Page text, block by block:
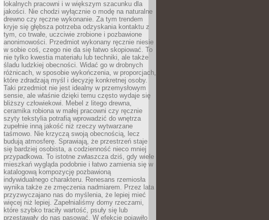
lokalnych pracowni i w większym szacunku dla
jakości. Nie chodzi wyłącznie o modę na naturalne
drewno czy ręczne wykonanie. Za tym trendem
kryje się głębsza potrzeba odzyskania kontaktu z
tym, co trwałe, uczciwie zrobione i pozbawione
anonimowości. Przedmiot wykonany ręcznie niesie
w sobie coś, czego nie da się łatwo skopiować. To
nie tylko kwestia materiału lub techniki, ale także
śladu ludzkiej obecności. Widać go w drobnych
różnicach, w sposobie wykończenia, w proporcjach,
które zdradzają myśl i decyzję konkretnej osoby.
Taki przedmiot nie jest idealny w przemysłowym
sensie, ale właśnie dzięki temu często wydaje się
bliższy człowiekowi. Mebel z litego drewna,
ceramika robiona w małej pracowni czy ręcznie
szyty tekstylia potrafią wprowadzić do wnętrza
zupełnie inną jakość niż rzeczy wytwarzane
taśmowo. Nie krzyczą swoją obecnością, lecz
budują atmosferę. Sprawiają, że przestrzeń staje
się bardziej osobista, a codzienność nieco mniej
przypadkowa. To istotne zwłaszcza dziś, gdy wiele
mieszkań wygląda podobnie i łatwo zamienia się w
katalogową kompozycję pozbawioną
indywidualnego charakteru. Renesans rzemiosła
wynika także ze zmęczenia nadmiarem. Przez lata
przyzwyczajano nas do myślenia, że lepiej mieć
więcej niż lepiej. Zapełnialiśmy domy rzeczami,
które szybko traciły wartość, psuły się lub
przestawały do nas pasować. W efekcie pojawiło